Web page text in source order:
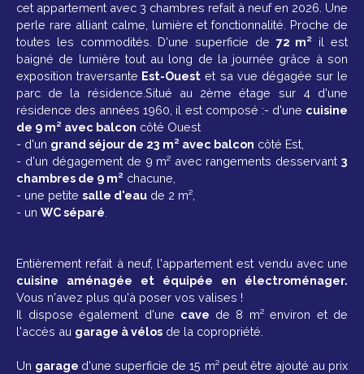
cet appartement avec 3 chambres refait à neuf en 2026. Une
perle rare alliant calme, lumière et fonctionnalité. Proche de
toutes les commodités. D'une superficie de 72 m² il est
baigné de lumière tout au long de la journée grâce à son
exposition traversante Est-Ouest et sa vue dégagée sur le
parc de la résidence. Situé au 2ème étage sur 4 d'une
résidence des années 1960, il est composé :- d'une cuisine
de 9 m² avec balcon côté Ouest
- d'un grand séjour de 23 m² avec balcon côté Est,
- d'un dégagement de 9 m² avec rangements desservant 3
chambres de 9 m² chacune,
- une petite salle d'eau de 2 m²,
- un WC séparé
Entièrement refait à neuf, l'appartement est vendu avec une
cuisine aménagée et équipée en électroménager.
Vous n'avez plus qu'à poser vos valises !
Il dispose également d'une cave de 8 m² environ et de
l'accès au garage à vélos de la copropriété.
Un garage d'une superficie de 15 m² peut être ajouté au prix